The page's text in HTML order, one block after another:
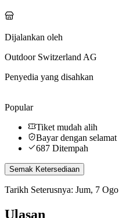
Dijalankan oleh
Outdoor Switzerland AG
Penyedia yang disahkan
Popular
Tiket mudah alih
Bayar dengan selamat
687 Ditempah
Semak Ketersediaan
Tarikh Seterusnya: Jum, 7 Ogo
Ulasan